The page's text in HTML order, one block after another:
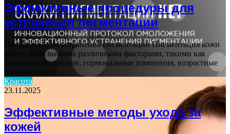
Эффективные процедуры для
устранения пигментации
Процедуры для устранения пигментации Пигментация кожи
может быть вызвана различными факторами, такими как
солнечное излучение, гормональные изменения, возрастные
Красота
23.11.2025
Эффективные методы ухода за
кожей